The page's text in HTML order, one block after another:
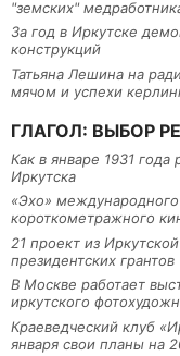
"земских"
За год в Иркутске
конструкций
Татьяна Лешина на
мячом и успехи
ГЛАГОЛ: ВЫБОР
Как в январе 1931
Иркутска
«Эхо»
короткометражного
21 проект из
президентских грантов
В Москве работает
иркутского
Краеведческий клуб
января свои планы на